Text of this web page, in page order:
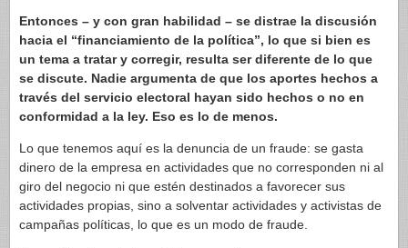
Entonces – y con gran habilidad – se distrae la discusión
hacia el “financiamiento de la política”, lo que si bien es
un tema a tratar y corregir, resulta ser diferente de lo que
se discute. Nadie argumenta de que los aportes hechos a
través del servicio electoral hayan sido hechos o no en
conformidad a la ley. Eso es lo de menos.
Lo que tenemos aquí es la denuncia de un fraude: se gasta
dinero de la empresa en actividades que no corresponden ni al
giro del negocio ni que estén destinados a favorecer sus
actividades propias, sino a solventar actividades y activistas de
campañas políticas, lo que es un modo de fraude.